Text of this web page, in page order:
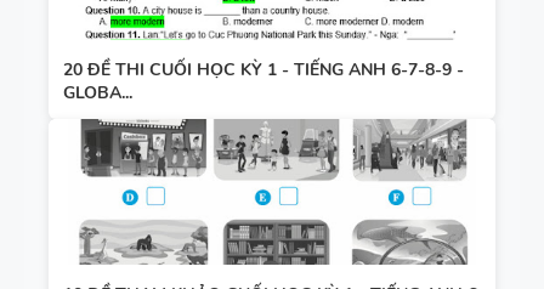
20 ĐỀ THI CUỐI HỌC KỲ 1 - TIẾNG ANH 6-7-8-9 -
GLOBA...